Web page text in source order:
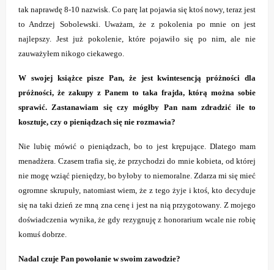
tak naprawdę 8-10 nazwisk. Co parę lat pojawia się ktoś nowy, teraz jest
to Andrzej Sobolewski. Uważam, że z pokolenia po mnie on jest
najlepszy. Jest już pokolenie, które pojawiło się po nim, ale nie
zauważyłem nikogo ciekawego.
W swojej książce pisze Pan, że jest kwintesencją próżności dla
próżności, że zakupy z Panem to taka frajda, którą można sobie
sprawić. Zastanawiam się czy mógłby Pan nam zdradzić ile to
kosztuje, czy o pieniądzach się nie rozmawia?
Nie lubię mówić o pieniądzach, bo to jest krępujące. Dlatego mam
menadżera. Czasem trafia się, że przychodzi do mnie kobieta, od której
nie mogę wziąć pieniędzy, bo byłoby to niemoralne. Zdarza mi się mieć
ogromne skrupuły, natomiast wiem, że z tego żyje i ktoś, kto decyduje
się na taki dzień ze mną zna cenę i jest na nią przygotowany. Z mojego
doświadczenia wynika, że gdy rezygnuję z honorarium wcale nie robię
komuś dobrze.
Nadal czuje Pan powołanie w swoim zawodzie?